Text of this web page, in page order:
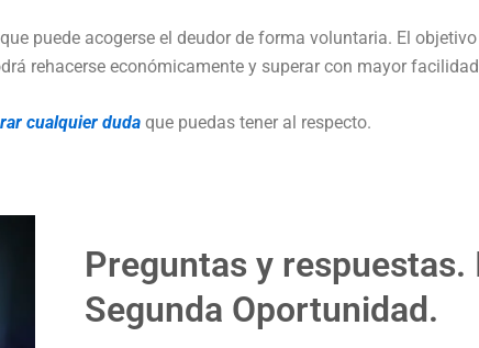
puede acogerse el deudor de forma voluntaria. El
rehacerse económicamente y superar con mayor
cualquier duda que puedas tener al respecto.
Preguntas y
Segunda Oportunidad.